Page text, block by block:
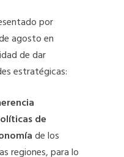
por
agosto en
de dar
estratégicas:
de
de los
regiones, para lo